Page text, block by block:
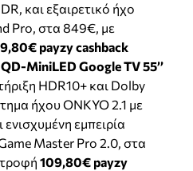
και εξαιρετικό ήχο
Pro, στα 849€, με
payzy cashback
MiniLED Google TV 55’’
HDR10+ και Dolby
ήχου ONKYO 2.1 με
εμπειρία
Master Pro 2.0, στα
109,80€ payzy